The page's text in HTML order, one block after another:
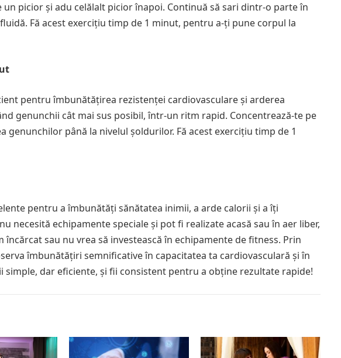
picior și adu celălalt picior înapoi. Continuă să sari dintr-o parte în
Fă acest exercițiu timp de 1 minut, pentru a-ți pune corpul la
pentru îmbunătățirea rezistenței cardiovasculare și arderea
genunchii cât mai sus posibil, într-un ritm rapid. Concentrează-te pe
până la nivelul șoldurilor. Fă acest exercițiu timp de 1
pentru a îmbunătăți sănătatea inimii, a arde calorii și a îți
necesită echipamente speciale și pot fi realizate acasă sau în aer liber,
sau nu vrea să investească în echipamente de fitness. Prin
îmbunătățiri semnificative în capacitatea ta cardiovasculară și în
dar eficiente, și fii consistent pentru a obține rezultate rapide!